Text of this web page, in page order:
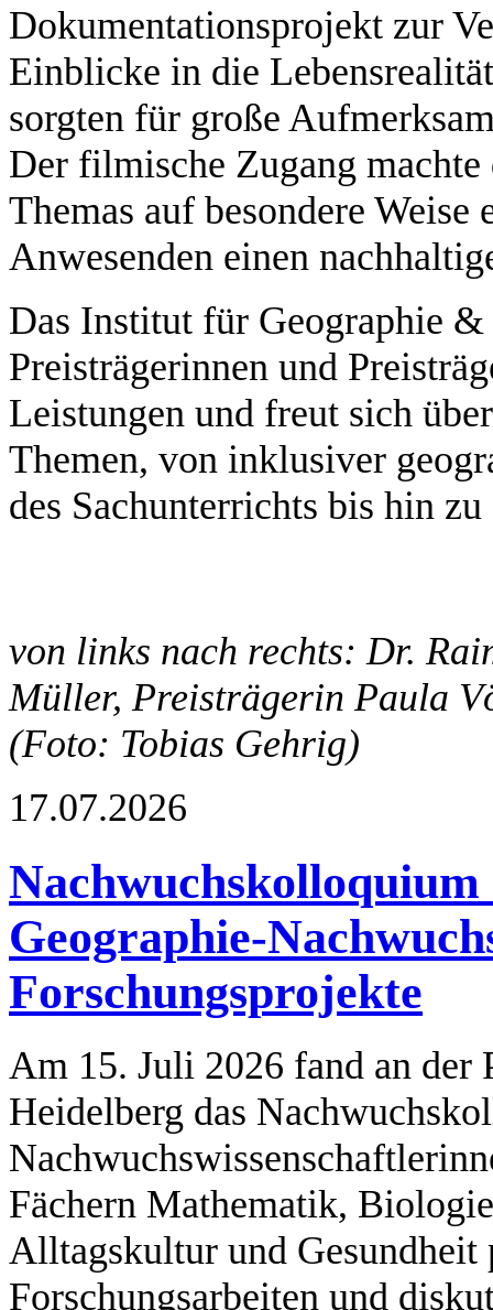
Dokumentationsprojekt zur
Einblicke in die
sorgten für große
Der filmische Zugang
Themas auf besondere
Anwesenden einen
Das Institut für Geographie
Preisträgerinnen und
Leistungen und freut sich
Themen, von inklusiver
des Sachunterrichts bis hin
von links nach rechts: Dr.
Müller, Preisträgerin Paula
(Foto: Tobias Gehrig)
17.07.2026
Geographie-
Forschungsprojekte
Am 15. Juli 2026 fand an der
Heidelberg das
Fächern Mathematik,
Alltagskultur und Gesundheit
Forschungsarbeiten und